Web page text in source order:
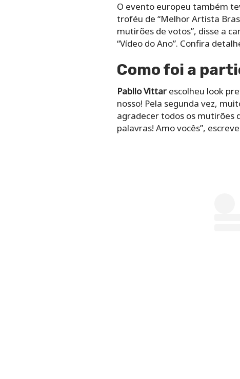
O evento europeu também
troféu de “Melhor Artista
mutirões de votos”, disse a
“Vídeo do Ano”. Confira
Como foi a
Pabllo Vittarescolheu look
nosso! Pela segunda vez,
agradecer todos os mutirões
palavras! Amo vocês”,